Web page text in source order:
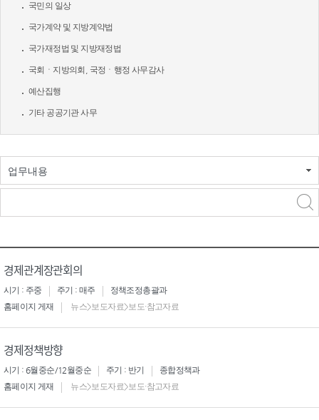
국민의 일상
국가계약 및 지방계약법
국가재정법 및 지방재정법
국회ㆍ지방의회, 국정ㆍ행정 사무감사
예산집행
기타 공공기관 사무
업무내용
경제관계장관회의
시기 : 주중 주기 : 매주
정책조정총괄과
홈페이지 게재
뉴스>보도자료>보도·참고자료
경제정책방향
시기 : 6월중순/12월중순 주기 : 반기
종합정책과
홈페이지 게재
뉴스>보도자료>보도·참고자료